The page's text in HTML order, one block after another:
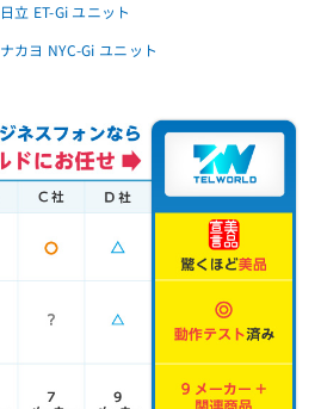
日立 ET-Gi ユニット
ナカヨ NYC-Gi ユニット